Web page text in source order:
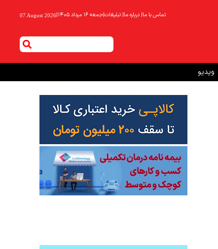
تماس با ما| درباره ما| تبلیغات|جمعه ۱۶ مرداد ۱۴۰۵ |
07 August 2026
ویدیو